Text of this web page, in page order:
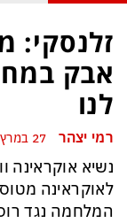
עומאן לגבי תפעול
ומיירטים להגנה –
כמדיניות: כך הפכה
א-סיסי, ארדואן ושליט
זלנסקי:
אבק
לנו
רמי יצהר
נשיא אוקראינה
לאוקראינה
המלחמה נגד